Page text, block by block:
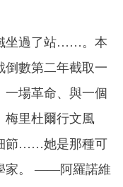
坐過了站……。本
倒數第二年截取一
場革命、與一個
梅里杜爾行文風
節……她是那種可
家。 ——阿羅諾維